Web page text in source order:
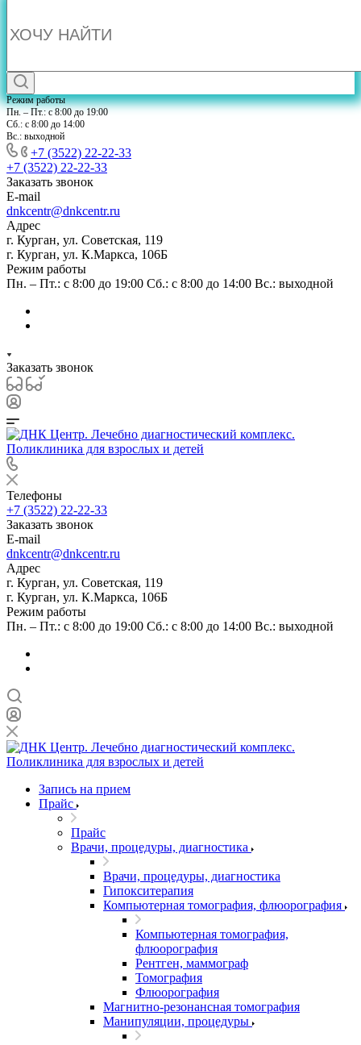
Режим работы
Пн. – Пт.: с 8:00 до 19:00
Сб.: с 8:00 до 14:00
Вс.: выходной
+7 (3522) 22-22-33
+7 (3522) 22-22-33
Заказать звонок
E-mail
dnkcentr@dnkcentr.ru
Адрес
г. Курган, ул. Советская, 119
г. Курган, ул. К.Маркса, 106Б
Режим работы
Пн. – Пт.: с 8:00 до 19:00 Сб.: с 8:00 до 14:00 Вс.: выходной
Заказать звонок
Телефоны
+7 (3522) 22-22-33
Заказать звонок
E-mail
dnkcentr@dnkcentr.ru
Адрес
г. Курган, ул. Советская, 119
г. Курган, ул. К.Маркса, 106Б
Режим работы
Пн. – Пт.: с 8:00 до 19:00 Сб.: с 8:00 до 14:00 Вс.: выходной
Запись на прием
Прайс
Прайс
Врачи, процедуры, диагностика
Врачи, процедуры, диагностика
Гипокситерапия
Компьютерная томография, флюорография
Компьютерная томография,
флюорография
Рентген, маммограф
Томография
Флюорография
Магнитно-резонансная томография
Манипуляции, процедуры